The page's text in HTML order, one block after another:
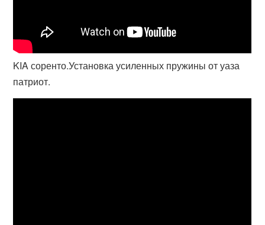
KIA соренто.Установка усиленных пружины от уаза
патриот.